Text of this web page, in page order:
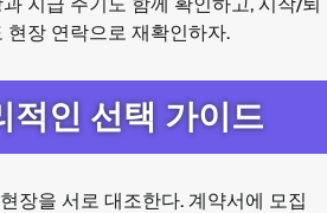
현장 연락으로 재확인하자.
적인 선택 가이드
장을 서로 대조한다. 계약서에 모집